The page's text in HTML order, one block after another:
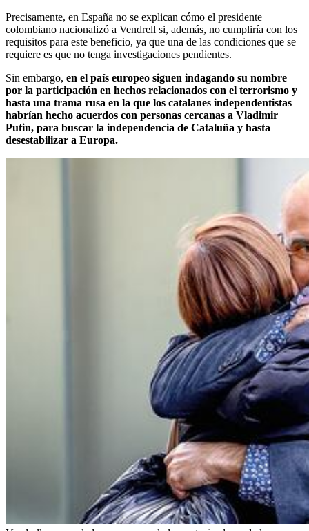
Precisamente, en España no se explican cómo el presidente
colombiano nacionalizó a Vendrell si, además, no cumpliría con los
requisitos para este beneficio, ya que una de las condiciones que se
requiere es que no tenga investigaciones pendientes.
Sin embargo, en el país europeo siguen indagando su nombre
por la participación en hechos relacionados con el terrorismo y
hasta una trama rusa en la que los catalanes independentistas
habrían hecho acuerdos con personas cercanas a Vladimir
Putin, para buscar la independencia de Cataluña y hasta
desestabilizar a Europa.